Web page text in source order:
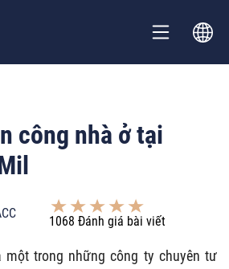
công nhà ở tại
1068 Đánh giá bài viết
một trong những công ty chuyên tư